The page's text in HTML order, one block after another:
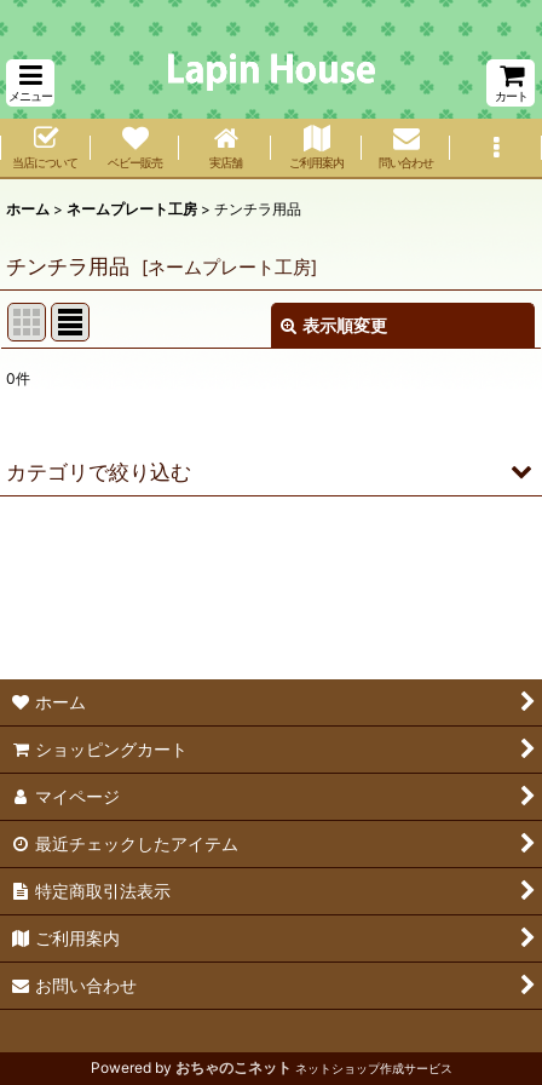
メニュー カート
当店について ベビー販売 実店舗 ご利用案内 問い合わせ
ホーム > ネームプレート工房 > チンチラ用品
チンチラ用品 [ネームプレート工房]
表示順変更
表示数
0件
カテゴリで絞り込む
ホーム
ショッピングカート
マイページ
最近チェックしたアイテム
特定商取引法表示
ご利用案内
お問い合わせ
Powered by おちゃのこネット ネットショップ作成サービス